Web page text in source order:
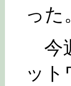
った
今
ット